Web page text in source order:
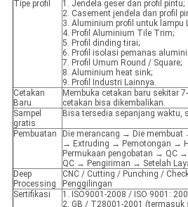
Tipe profil
1. Jendela geser dan profil pintu;
2. Casement jendela dan profil
3. Aluminium profil untuk lampu
4. Profil Aluminium Tile Trim;
5. Profil dinding tirai;
6. Profil isolasi pemanas
7. Profil Umum Round / Square;
8. Aluminium heat sink;
9. Profil Industri Lainnya.
Cetakan
Baru
Membuka cetakan baru sekitar
cetakan bisa dikembalikan.
Sampel
gratis
Bisa tersedia sepanjang waktu,
Pembuatan
Die merancang → Die membuat
→ Extruding → Pemotongan →
Permukaan pengobatan → QC
QC → Pengiriman → Setelah
Deep
Processing
CNC / Cutting / Punching /
Penggilingan
Sertifikasi
1. ISO9001-2008 / ISO 9001:
2. GB / T28001-2001